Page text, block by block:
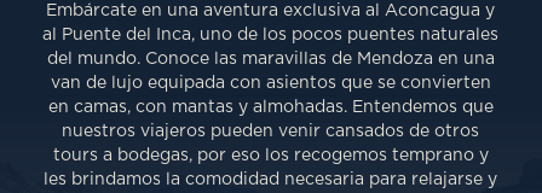
Embárcate en una aventura exclusiva al Aconcagua y
al Puente del Inca, uno de los pocos puentes naturales
del mundo. Conoce las maravillas de Mendoza en una
van de lujo equipada con asientos que se convierten
en camas, con mantas y almohadas. Entendemos que
nuestros viajeros pueden venir cansados de otros
tours a bodegas, por eso los recogemos temprano y
les brindamos la comodidad necesaria para relajarse y